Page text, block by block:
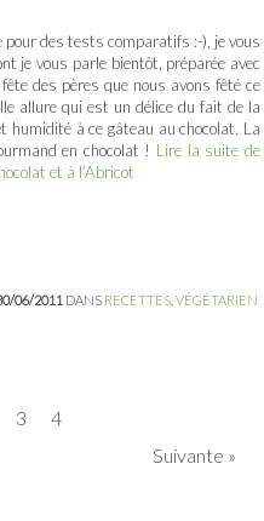
pour des tests comparatifs :-), je vous
je vous parle bientôt, préparée avec
des pères que nous avons fêté ce
allure qui est un délice du fait de la
humidité à ce gâteau au chocolat. La
en chocolat ! Lire la suite de
et à l’Abricot
06/2011 DANS RECETTES VÉGÉTARIEN
3
4
Suivante